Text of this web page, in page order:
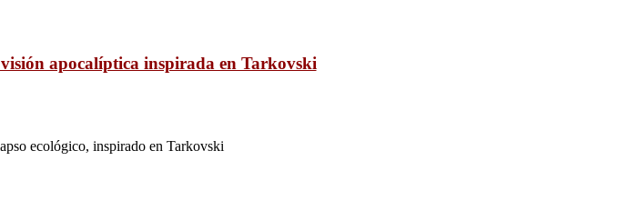
apocalíptica inspirada en Tarkovski
ecológico, inspirado en Tarkovski